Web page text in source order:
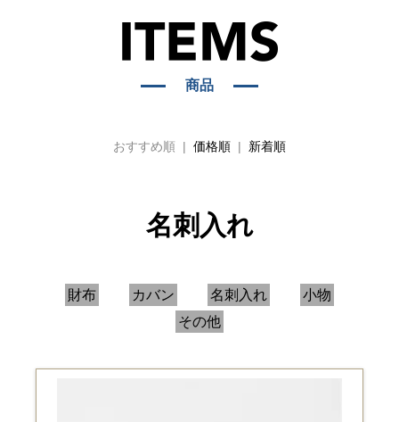
商品
おすすめ順 | 価格順 | 新着順
名刺入れ
財布 カバン 名刺入れ
小物
その他